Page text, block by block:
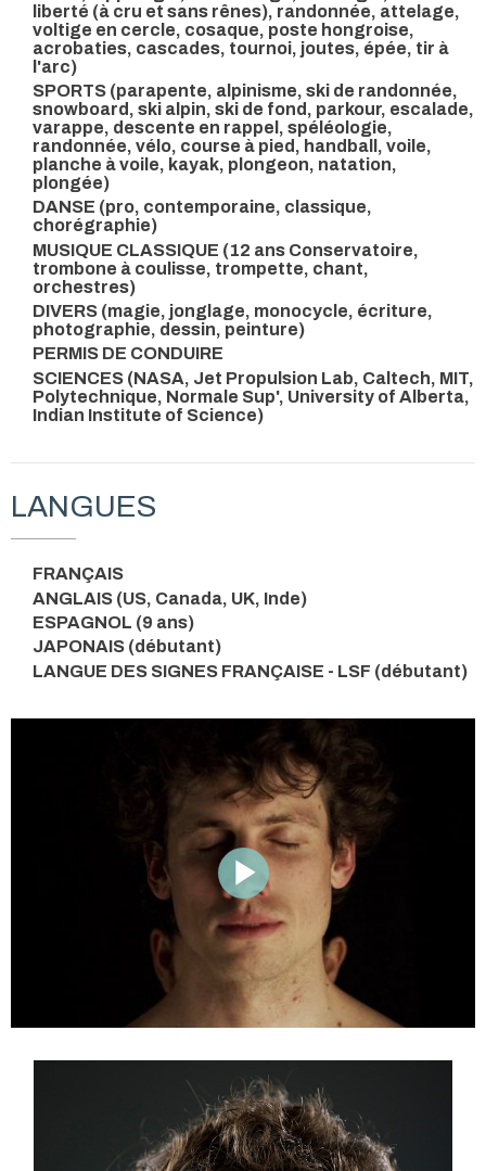
liberté (à cru et sans rênes), randonnée, attelage,
voltige en cercle, cosaque, poste hongroise,
acrobaties, cascades, tournoi, joutes, épée, tir à
l'arc)
SPORTS (parapente, alpinisme, ski de randonnée,
snowboard, ski alpin, ski de fond, parkour, escalade,
varappe, descente en rappel, spéléologie,
randonnée, vélo, course à pied, handball, voile,
planche à voile, kayak, plongeon, natation,
plongée)
DANSE (pro, contemporaine, classique,
chorégraphie)
MUSIQUE CLASSIQUE (12 ans Conservatoire,
trombone à coulisse, trompette, chant,
orchestres)
DIVERS (magie, jonglage, monocycle, écriture,
photographie, dessin, peinture)
PERMIS DE CONDUIRE
SCIENCES (NASA, Jet Propulsion Lab, Caltech, MIT,
Polytechnique, Normale Sup', University of Alberta,
Indian Institute of Science)
LANGUES
FRANÇAIS
ANGLAIS (US, Canada, UK, Inde)
ESPAGNOL (9 ans)
JAPONAIS (débutant)
LANGUE DES SIGNES FRANÇAISE - LSF (débutant)